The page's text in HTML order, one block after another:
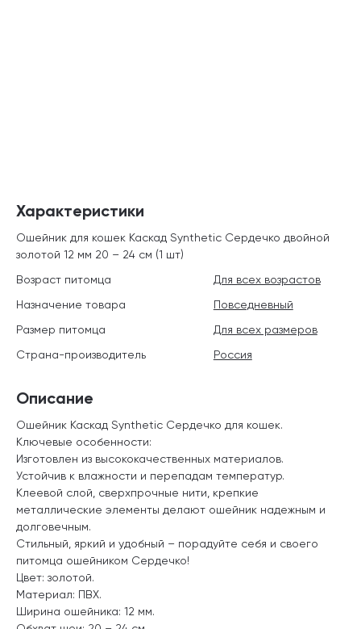
Описание
Ошейник Каскад Synthetic Сердечко для кошек.
Ключевые особенности:
Изготовлен из высококачественных материалов.
Устойчив к влажности и перепадам температур.
Клеевой слой, сверхпрочные нити, крепкие
металлические элементы делают ошейник надежным и
долговечным.
Стильный, яркий и удобный – порадуйте себя и своего
питомца ошейником Сердечко!
Цвет: золотой.
Материал: ПВХ.
Ширина ошейника: 12 мм.
Характеристики
Ошейник для кошек Каскад Synthetic Сердечко двойной
золотой 12 мм 20 – 24 см (1 шт)
Возраст питомца
Для всех возрастов
Назначение товара
Повседневный
Размер питомца
Для всех размеров
Страна-производитель
Россия